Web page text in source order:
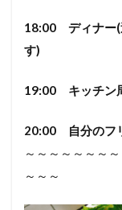
18:00 ディナー(
す)
19:00 キッチン
20:00 自分のフ
～～～～～～～
～～～